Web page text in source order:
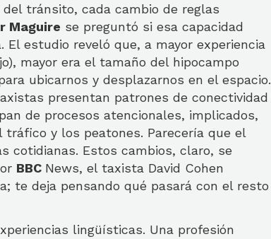
tránsito, cada cambio de reglas
Maguire se preguntó si esa capacidad
estudio reveló que, a mayor experiencia
mayor era el tamaño del hipocampo
ubicarnos y desplazarnos en el espacio.
presentan patrones de conectividad
de procesos atencionales, implicados,
y los peatones. Parecería que el
cotidianas. Estos cambios, claro, se
BBC News, el taxista David Cohen
te deja pensando qué pasará con el resto
lingüísticas. Una profesión